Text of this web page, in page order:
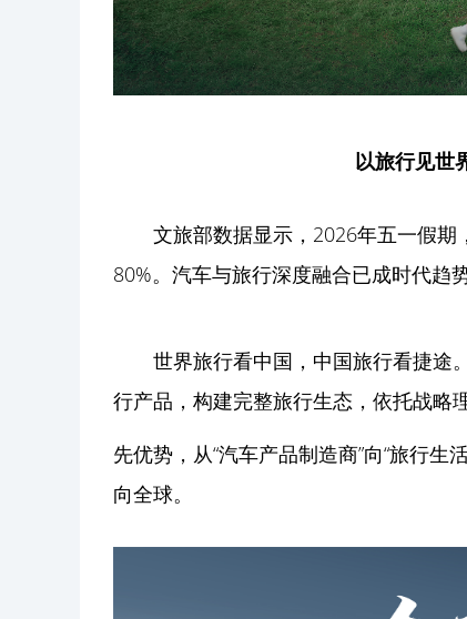
以旅行见世
文旅部数据显示，2026年五一假
80%。汽车与旅行深度融合已成时代趋势
世界旅行看中国，中国旅行看捷途
行产品，构建完整旅行生态，依托战略
先优势，从“汽车产品制造商”向“旅行
向全球。